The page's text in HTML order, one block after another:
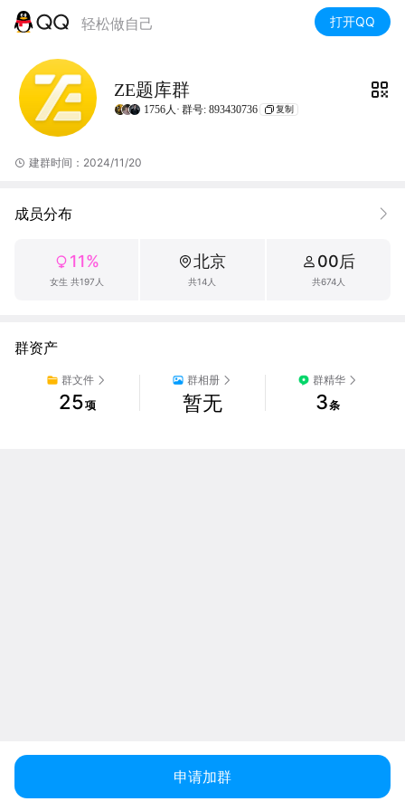
轻松做自己 打开QQ
ZE题库群
1756人· 群号: 893430736 复制
建群时间：2024/11/20
成员分布
11%
女生 共197人
北京
共14人
00后
共674人
群资产
群文件
25项
群相册
暂无
群精华
3条
申请加群